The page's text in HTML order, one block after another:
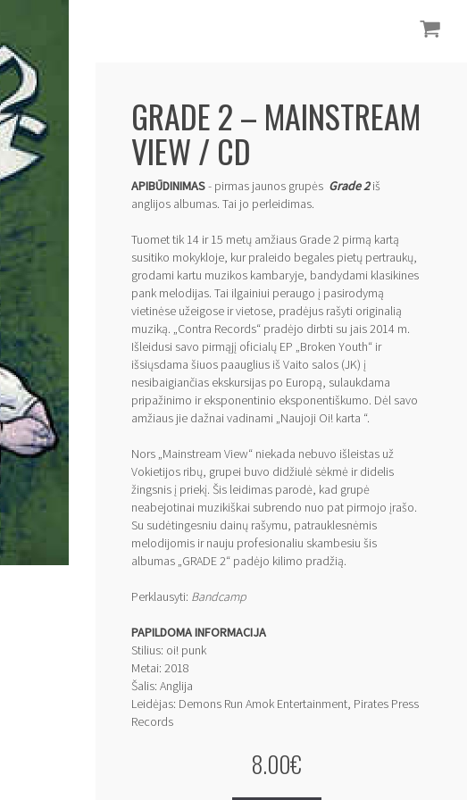
GRADE 2 ‎– MAINSTREAM
VIEW / CD
APIBŪDINIMAS- pirmas jaunos grupės Grade 2iš
anglijos albumas. Tai jo perleidimas.
Tuomet tik 14 ir 15 metų amžiaus Grade 2 pirmą kartą
susitiko mokykloje, kur praleido begales pietų pertraukų,
grodami kartu muzikos kambaryje, bandydami klasikines
pank melodijas. Tai ilgainiui peraugo į pasirodymą
vietinėse užeigose ir vietose, pradėjus rašyti originalią
muziką. „Contra Records“ pradėjo dirbti su jais 2014 m.
Išleidusi savo pirmąjį oficialų EP „Broken Youth“ ir
išsiųsdama šiuos paauglius iš Vaito salos (JK) į
nesibaigiančias ekskursijas po Europą, sulaukdama
pripažinimo ir eksponentinio eksponentiškumo. Dėl savo
amžiaus jie dažnai vadinami „Naujoji Oi! karta “.
Nors „Mainstream View“ niekada nebuvo išleistas už
Vokietijos ribų, grupei buvo didžiulė sėkmė ir didelis
žingsnis į priekį. Šis leidimas parodė, kad grupė
neabejotinai muzikiškai subrendo nuo pat pirmojo įrašo.
Su sudėtingesniu dainų rašymu, patrauklesnėmis
melodijomis ir nauju profesionaliu skambesiu šis
albumas „GRADE 2“ padėjo kilimo pradžią.
Perklausyti: Bandcamp
PAPILDOMA INFORMACIJA
Stilius: oi! punk
Metai: 2018
Šalis: Anglija
Leidėjas: ‎Demons Run Amok Entertainment, Pirates Press
Records
8.00€